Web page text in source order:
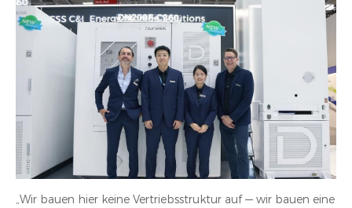
„Wir bauen hier keine Vertriebsstruktur auf — wir bauen eine